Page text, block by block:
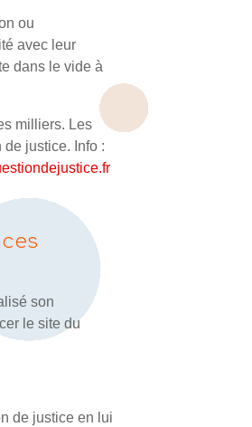
ou
avec leur
dans le vide à
milliers. Les
justice. Info :
son
le site du
de justice en lui